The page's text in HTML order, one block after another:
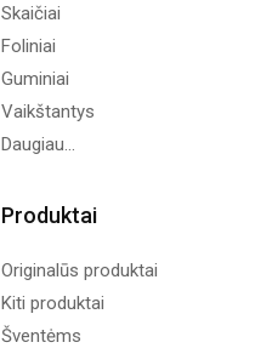
Skaičiai
Foliniai
Guminiai
Vaikštantys
Daugiau...
Produktai
Originalūs produktai
Kiti produktai
Šventėms